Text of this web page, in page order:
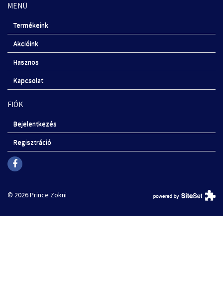
MENÜ
Termékeink
Akcióink
Hasznos
Kapcsolat
FIÓK
Bejelentkezés
Regisztráció
© 2026 Prince Zokni